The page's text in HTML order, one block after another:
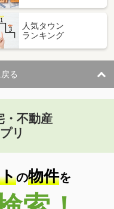
人気タウン
ランキング
る
・不動産
リ
の物件を